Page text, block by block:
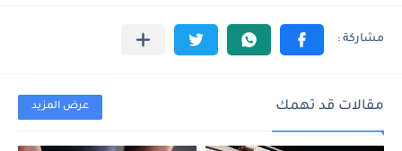
مقالات قد تهمك عرض المزيد